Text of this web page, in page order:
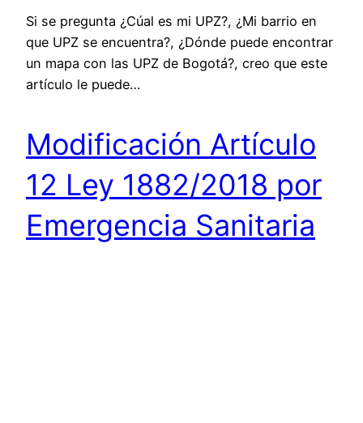
Si se pregunta ¿Cúal es mi UPZ?, ¿Mi barrio en
que UPZ se encuentra?, ¿Dónde puede encontrar
un mapa con las UPZ de Bogotá?, creo que este
artículo le puede…
Modificación Artículo
12 Ley 1882/2018 por
Emergencia Sanitaria